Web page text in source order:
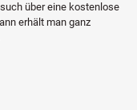
über eine kostenlose
erhält man ganz